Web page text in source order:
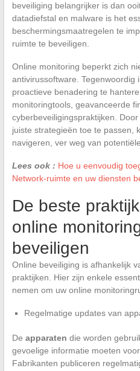
beveiliging belangrijker is dan
datadiefstal en malware is het
beschermingsmaatregelen te
ruimte te beveiligen.
Online monitoring beperkt zich
antivirussoftware. Tegenwoordig
proactieve benadering te
monitoringtools, geavanceerde
cyberbeveiligingspraktijken.
juiste strategieën toe te passen,
navigeren, ver weg van
Lees ook : Hoe u eenvoudig
Network-ruimte en uw diensten
De beste
online
beveiligen
Online beveiliging is afhankelijk
praktijken. Hier zijn enkele
nemen om uw online
Regelmatige updates van
De apparaten die worden
gevoelige informatie moeten
Fabrikanten publiceren